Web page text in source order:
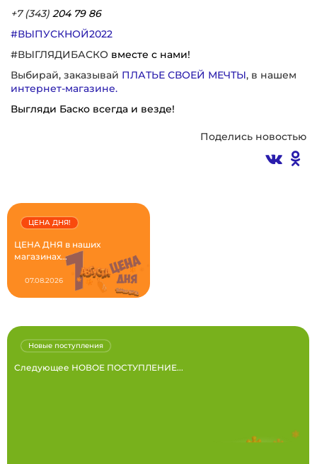
+7 (343) 204 79 86
#ВЫПУСКНОЙ2022
#ВЫГЛЯДИБАСКО вместе с нами!
Выбирай, заказывай ПЛАТЬЕ СВОЕЙ МЕЧТЫ, в нашем
интернет-магазине.
Выгляди Баско всегда и везде!
Поделись новостью
ЦЕНА ДНЯ в наших
магазинах...
ЦЕНА ДНЯ!
07.08.2026
Следующее НОВОЕ ПОСТУПЛЕНИЕ...
Новые поступления